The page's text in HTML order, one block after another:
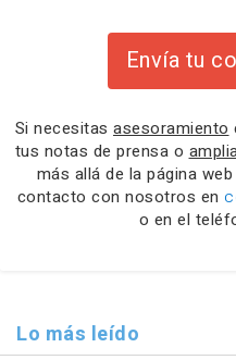
Envía tu
Si necesitas asesoramiento
tus notas de prensa o
más allá de la página web
contacto con nosotros en
o en el
Lo más leído